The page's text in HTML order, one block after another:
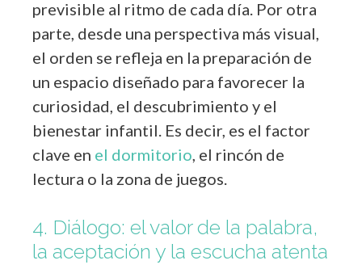
previsible al ritmo de cada día. Por otra
parte, desde una perspectiva más visual,
el orden se refleja en la preparación de
un espacio diseñado para favorecer la
curiosidad, el descubrimiento y el
bienestar infantil. Es decir, es el factor
clave en el dormitorio, el rincón de
lectura o la zona de juegos.
4. Diálogo: el valor de la palabra,
la aceptación y la escucha atenta